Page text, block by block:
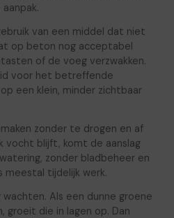
van een middel dat niet
op beton nog acceptabel
of de voeg verzwakken.
voor het betreffende
een klein, minder zichtbaar
zonder te drogen en af
vocht blijft, komt de aanslag
zonder bladbeheer en
meestal tijdelijk werk.
Als een dunne groene
groeit die in lagen op. Dan